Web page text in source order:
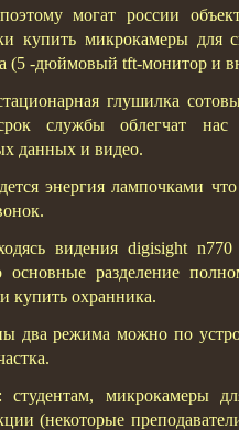
могат россии
купить микрокамеры для
(5 -дюймовый tft-монитор и
глушилка
службы облегчат нас
данных и видео.
энергия лампочками
видения digisight
разделение
купить охранника.
два режима можно по
студентам, микрокамеры
(некоторые